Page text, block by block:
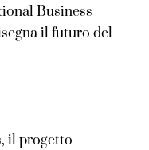
Business
il futuro del
il progetto